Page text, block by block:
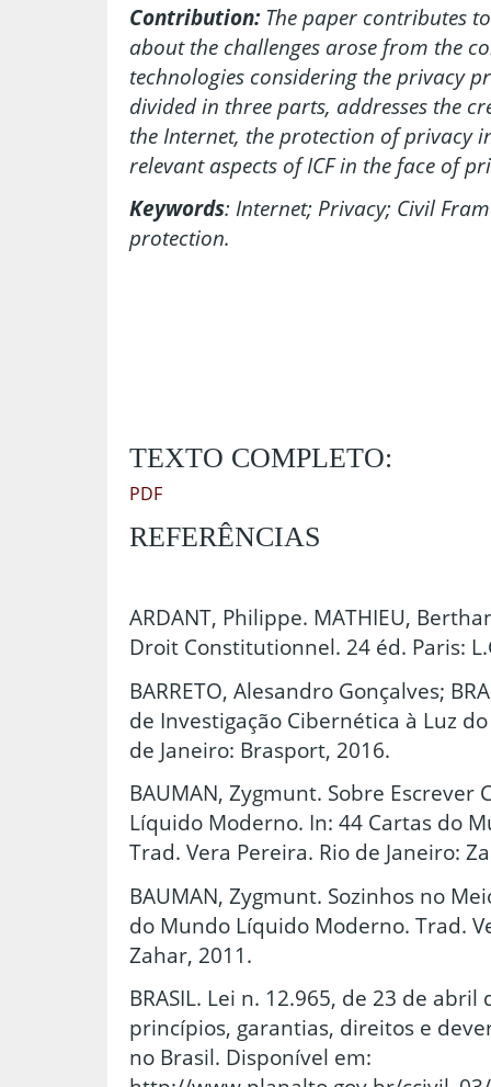
Contribution:The paper contributes
about the challenges arose from the
technologies considering the privacy
divided in three parts, addresses the
the Internet, the protection of privacy
relevant aspects of ICF in the face of
Keywords: Internet; Privacy; Civil
protection.
TEXTO COMPLETO:
PDF
REFERÊNCIAS
ARDANT, Philippe. MATHIEU,
Droit Constitutionnel. 24 éd. Paris:
BARRETO, Alesandro Gonçalves;
de Investigação Cibernética à Luz
de Janeiro: Brasport, 2016.
BAUMAN, Zygmunt. Sobre Escrever
Líquido Moderno. In: 44 Cartas do
Trad. Vera Pereira. Rio de Janeiro:
BAUMAN, Zygmunt. Sozinhos no
do Mundo Líquido Moderno. Trad.
Zahar, 2011.
BRASIL. Lei n. 12.965, de 23 de abril
princípios, garantias, direitos e
no Brasil. Disponível em: